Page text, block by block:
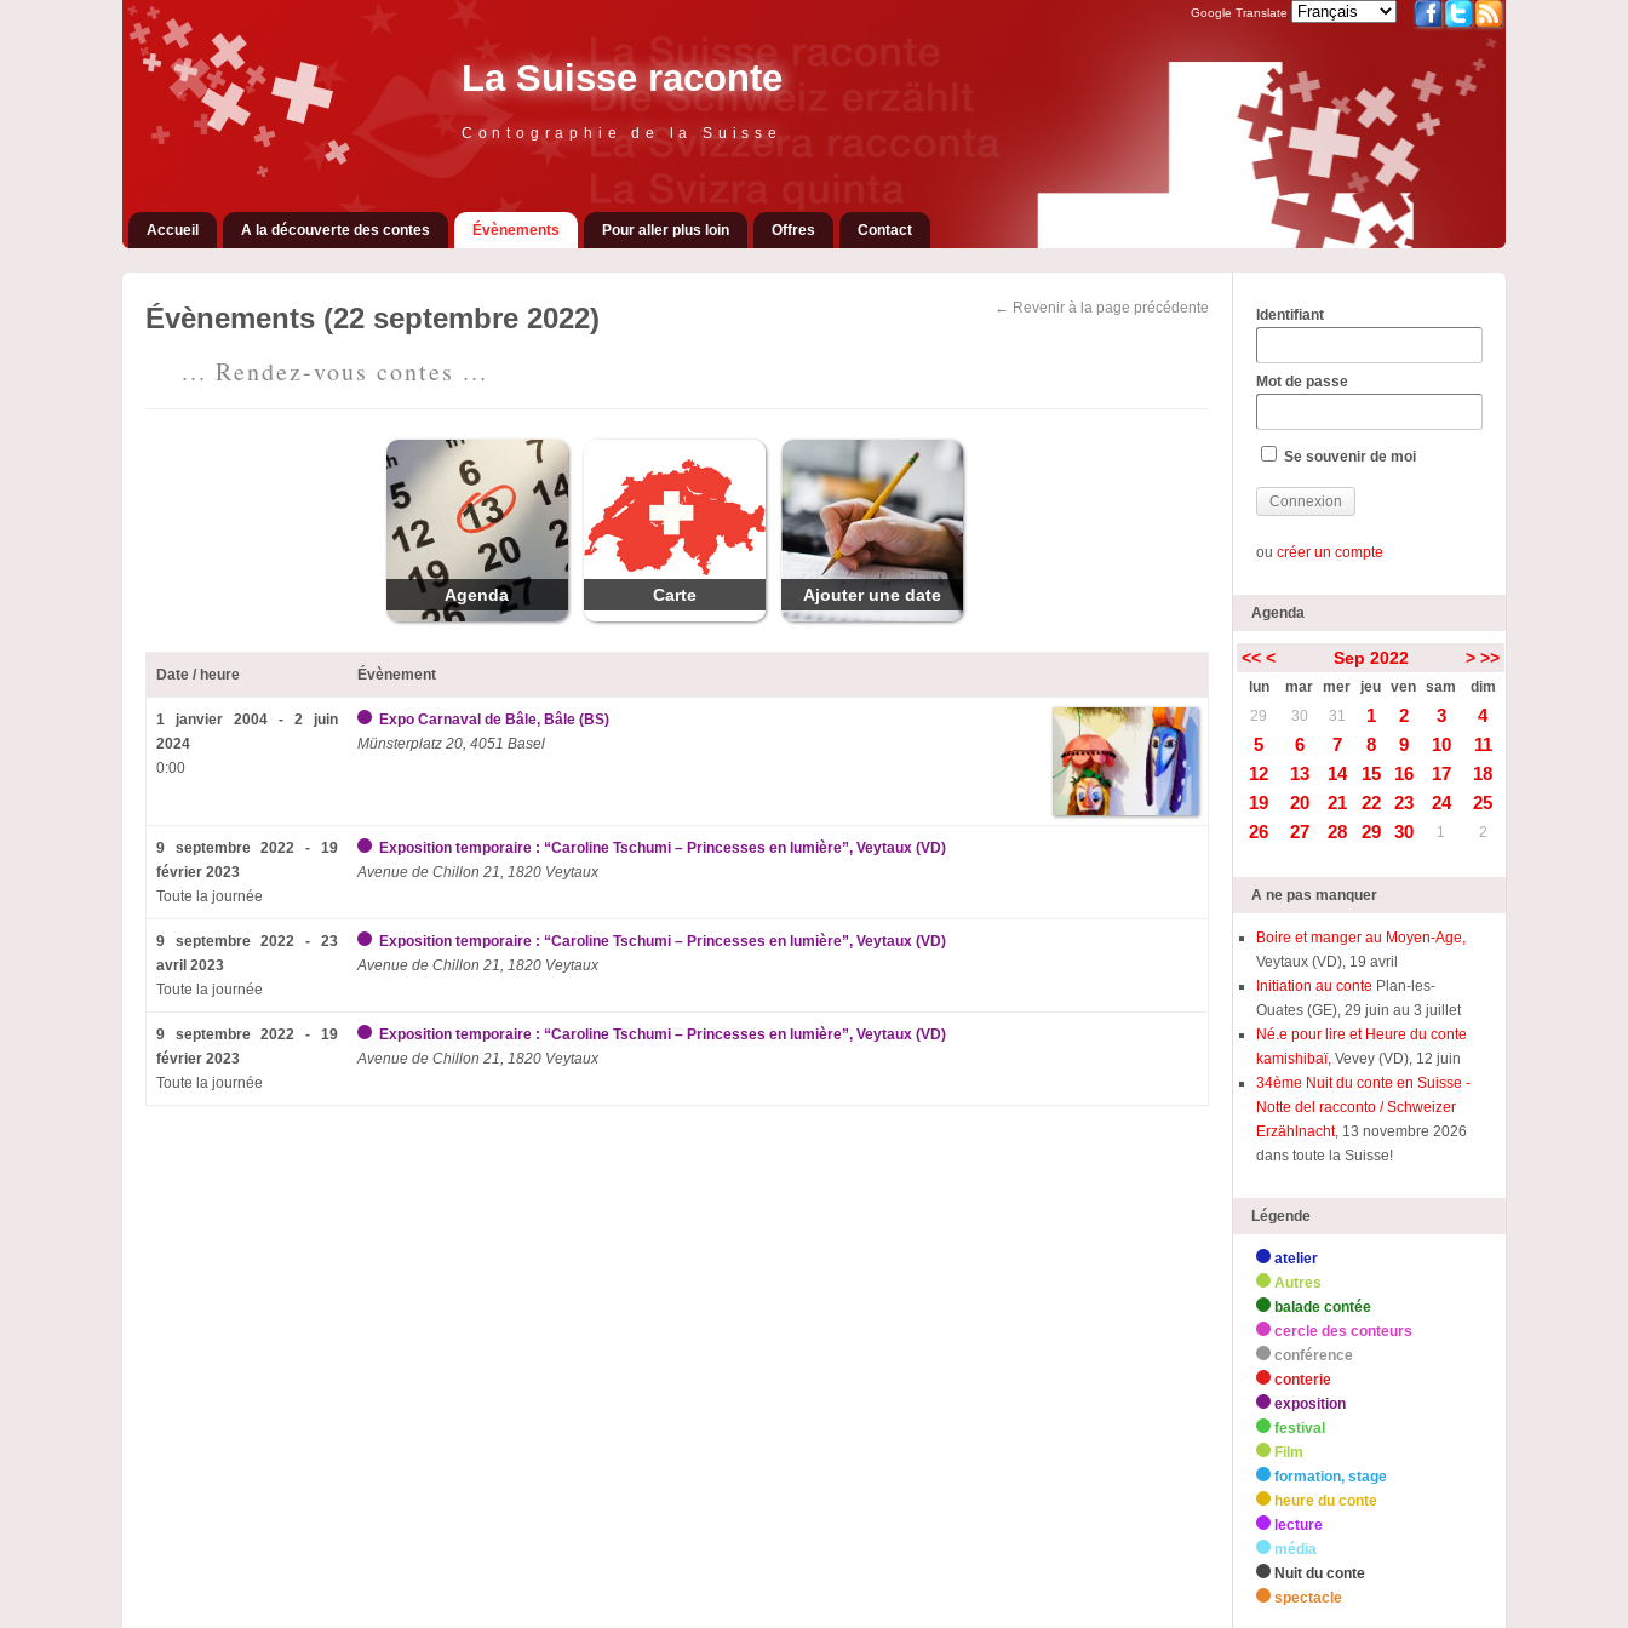
La Suisse raconte
Contographie de la Suisse
Google Translate
Accueil A la découverte des contes Évènements Pour aller plus loin Offres Contact
← Revenir à la page précédente
Évènements (22 septembre 2022)
... Rendez-vous contes ...
Agenda Carte Ajouter une date
Date / heure Évènement
1 janvier 2004 - 2 juin
2024
0:00
Expo Carnaval de Bâle, Bâle (BS)
Münsterplatz 20, 4051 Basel
9 septembre 2022 - 19
février 2023
Toute la journée
Exposition temporaire : “Caroline Tschumi – Princesses en lumière”, Veytaux (VD)
Avenue de Chillon 21, 1820 Veytaux
9 septembre 2022 - 23
avril 2023
Toute la journée
Exposition temporaire : “Caroline Tschumi – Princesses en lumière”, Veytaux (VD)
Avenue de Chillon 21, 1820 Veytaux
9 septembre 2022 - 19
février 2023
Toute la journée
Exposition temporaire : “Caroline Tschumi – Princesses en lumière”, Veytaux (VD)
Avenue de Chillon 21, 1820 Veytaux
Identifiant
Mot de passe
Se souvenir de moi
oucréer un compte
Agenda
<< < Sep 2022 > >>
lun mar mer jeu ven sam
dim
29
30 31 1 2 3
4
5
6 7 8 9 10
11
12
13 14 15 16 17
18
19
20 21 22 23 24
25
26
27 28 29 30 1 2
A ne pas manquer
Boire et manger au Moyen-Age,
Veytaux (VD), 19 avril
Initiation au conte Plan-les-
Ouates (GE), 29 juin au 3 juillet
Né.e pour lire et Heure du conte
kamishibaï, Vevey (VD), 12 juin
34ème Nuit du conte en Suisse -
Notte del racconto / Schweizer
Erzählnacht, 13 novembre 2026
dans toute la Suisse!
Légende
atelier
Autres
balade contée
cercle des conteurs
conférence
conterie
exposition
festival
Film
formation, stage
heure du conte
lecture
média
Nuit du conte
spectacle